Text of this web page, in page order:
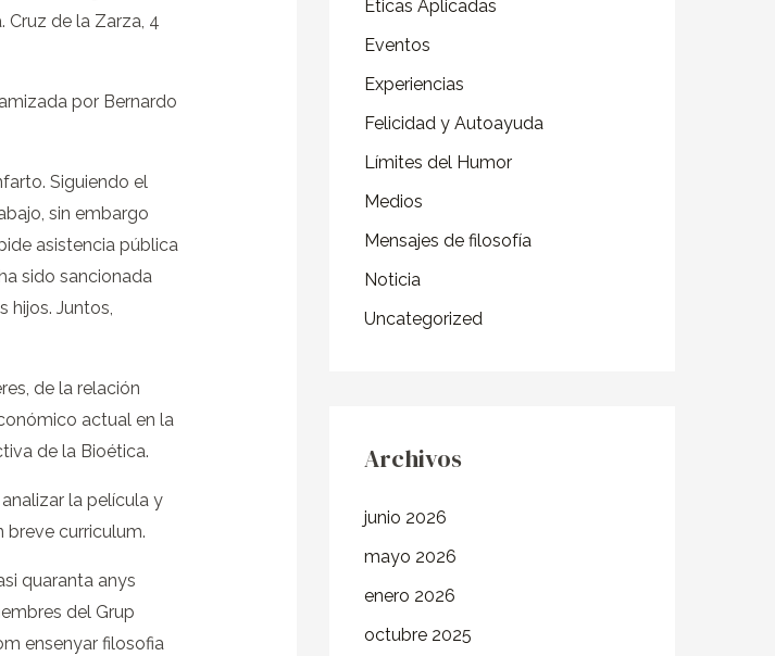
Cruz de la Zarza, 4
por Bernardo
Siguiendo el
sin embargo
asistencia pública
sido sancionada
hijos. Juntos,
de la relación
actual en la
de la Bioética.
la película y
breve curriculum.
quaranta anys
del Grup
ensenyar filosofia
o
r
:
Éticas Aplicadas
Eventos
Experiencias
Felicidad y Autoayuda
Límites del Humor
Medios
Mensajes de filosofía
Noticia
Uncategorized
Archivos
junio 2026
mayo 2026
enero 2026
octubre 2025